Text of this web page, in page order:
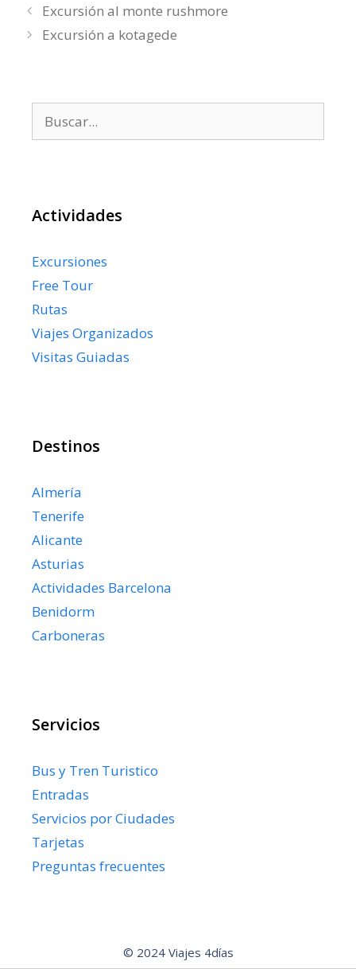
Excursión al monte rushmore
Excursión a kotagede
Actividades
Excursiones
Free Tour
Rutas
Viajes Organizados
Visitas Guiadas
Destinos
Almería
Tenerife
Alicante
Asturias
Actividades Barcelona
Benidorm
Carboneras
Servicios
Bus y Tren Turistico
Entradas
Servicios por Ciudades
Tarjetas
Preguntas frecuentes
© 2024 Viajes 4días